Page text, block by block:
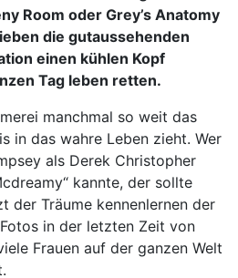
Room oder Grey’s Anatomy
die gutaussehenden
einen kühlen Kopf
Tag leben retten.
manchmal so weit das
in das wahre Leben zieht. Wer
als Derek Christopher
kannte, der sollte
der Träume kennenlernen der
in der letzten Zeit von
Frauen auf der ganzen Welt